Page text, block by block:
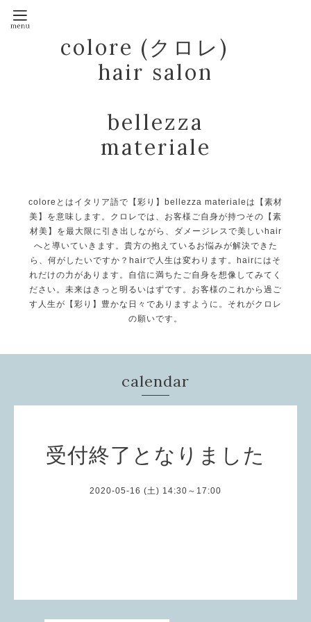
colore (クロレ)
hair salon
bellezza
materiale
coloreとはイタリア語で【彩り】bellezza materialeは【素材
美】を意味します。クロレでは、お客様ご自身が持つその【素
材美】を最大限に引き出しながら、ダメージレスで美しいhair
へと導いていきます。貴方の抱えているお悩みが解決できた
ら、何がしたいですか？hairで人生は変わります。hairにはそ
れだけの力があります。自信に満ちたご自身を想像してみてく
ださい。未来はきっと明るいはずです。お客様のこれから過ご
す人生が【彩り】豊かな日々でありますように。それがクロレ
の願いです。
calendar
受付終了となりました
2020-05-16 (土) 14:30～17:00